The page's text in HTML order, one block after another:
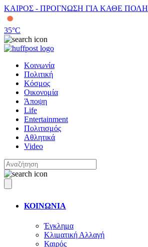
ΚΑΙΡΟΣ - ΠΡΟΓΝΩΣΗ ΓΙΑ ΚΑΘΕ ΠΟΛΗ
35°C
Κοινωνία
Πολιτική
Κόσμος
Οικονομία
Άποψη
Life
Entertainment
Πολιτισμός
Αθλητικά
Video
ΚΟΙΝΩΝΙΑ
Έγκλημα
Κλιματική Αλλαγή
Καιρός